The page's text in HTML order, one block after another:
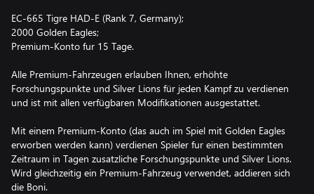
EC-665 Tigre HAD-E (Rank 7, Germany);
2000 Golden Eagles;
Premium-Konto fur 15 Tage.
Alle Premium-Fahrzeugen erlauben Ihnen, erhöhte
Forschungspunkte und Silver Lions für jeden Kampf zu verdienen
und ist mit allen verfügbaren Modifikationen ausgestattet.
Mit einem Premium-Konto (das auch im Spiel mit Golden Eagles
erworben werden kann) verdienen Spieler fur einen bestimmten
Zeitraum in Tagen zusatzliche Forschungspunkte und Silver Lions.
Wird gleichzeitig ein Premium-Fahrzeug verwendet, addieren sich
die Boni.